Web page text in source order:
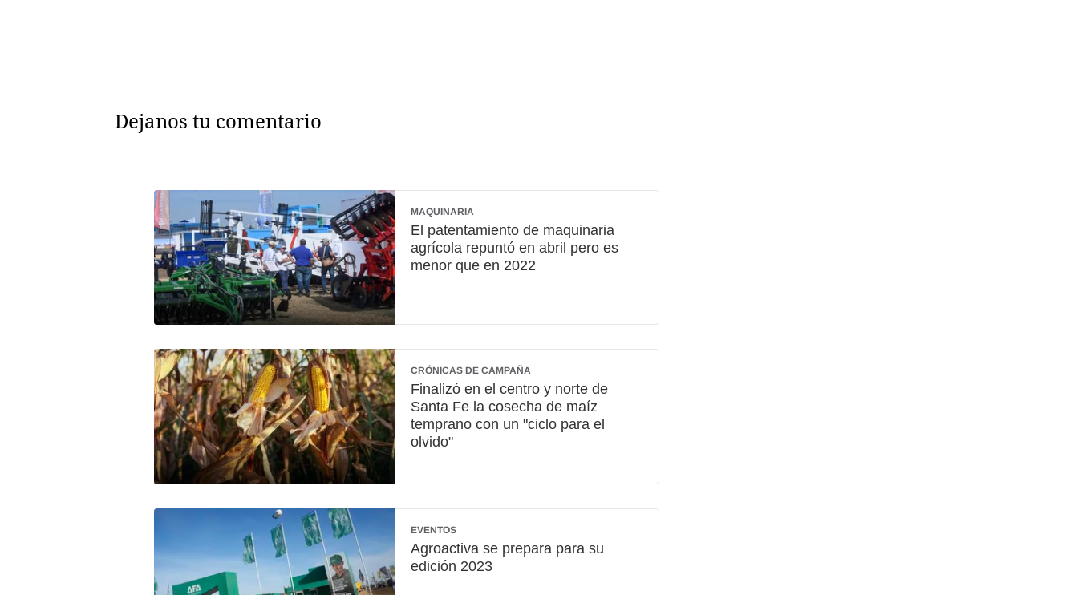
Dejanos tu comentario
MAQUINARIA
El patentamiento de maquinaria
agrícola repuntó en abril pero es
menor que en 2022
CRÓNICAS DE CAMPAÑA
Finalizó en el centro y norte de
Santa Fe la cosecha de maíz
temprano con un "ciclo para el
olvido"
EVENTOS
Agroactiva se prepara para su
edición 2023